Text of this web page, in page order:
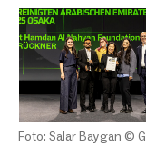
Foto: Salar Baygan ©